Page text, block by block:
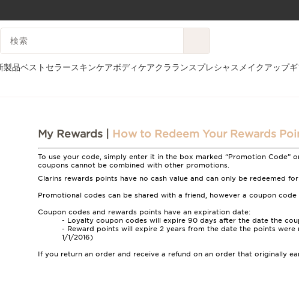
コンテンツへ移動
検索候補
製品ベストセラースキンケアボディケアクラランスプレシャス メイクアップ
My Rewards | How to Redeem Your Rewards
To use your code, simply enter it in the box marked “Promotion
coupons cannot be combined with other promotions.
Clarins rewards points have no cash value and can only be redeemed
Promotional codes can be shared with a friend, however a coupon code
Coupon codes and rewards points have an expiration date:
- Loyalty coupon codes will expire 90 days after the date the
- Reward points will expire 2 years from the date the points
1/1/2016)
If you return an order and receive a refund on an order that originally